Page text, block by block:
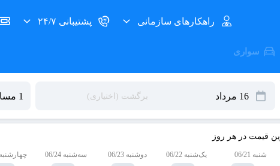
راهکارهای سازمانی پشتیبانی ۲۴/۷
سواری
قیمت در هر روز
شنبه 06/21 یک‌شنبه 06/22 دوشنبه 06/23 سه‌شنبه 06/24 چهارشنبه 06/25